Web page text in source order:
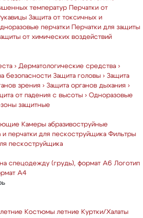
температур
Перчатки от
Защита от токсичных и
перчатки
Перчатки для защиты
от химических воздействий
› Дерматологические средства ›
безопасности Защита головы › Защита
зрения › Защита органов дыхания ›
от падения с высоты › Одноразовые
защитные
Камеры абразивоструйные
перчатки для пескоструйщика Фильтры
пескоструйщика
спецодежду (грудь), формат А6 Логотип
А4
Костюмы летние Куртки/Халаты